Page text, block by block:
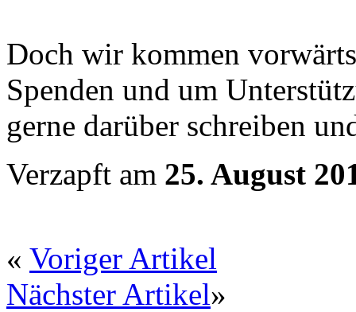
Doch wir kommen
Spenden und um
gerne darüber schreiben
Verzapft am 25. August
« Voriger Artikel
Nächster Artikel»